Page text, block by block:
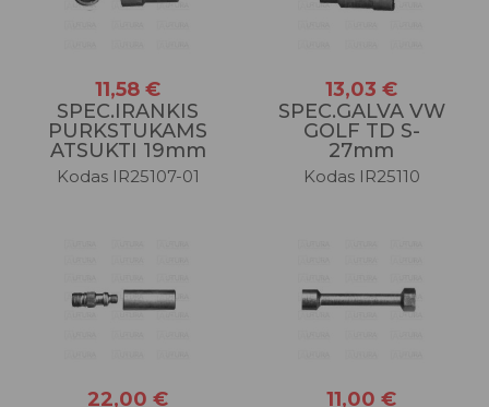
11,58 €
SPEC.IRANKIS
PURKSTUKAMS
ATSUKTI 19mm
Kodas IR25107-01
13,03 €
SPEC.GALVA VW
GOLF TD S-
27mm
Kodas IR25110
22,00 €
11,00 €